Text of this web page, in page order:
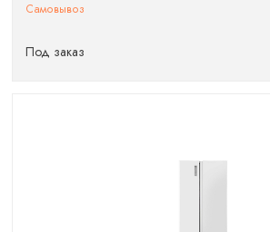
Самовывоз
Под заказ